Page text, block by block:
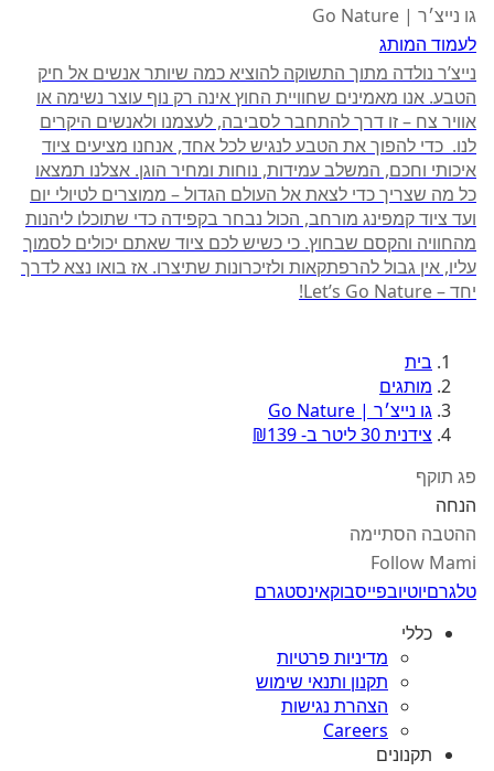
גו נייצ׳ר | Go Nature
לעמוד המותג
נייצ’ר נולדה מתוך התשוקה להוציא כמה שיותר אנשים אל חיק
הטבע. אנו מאמינים שחוויית החוץ אינה רק נוף עוצר נשימה או
אוויר צח – זו דרך להתחבר לסביבה, לעצמנו ולאנשים היקרים
לנו. כדי להפוך את הטבע לנגיש לכל אחד, אנחנו מציעים ציוד
איכותי וחכם, המשלב עמידות, נוחות ומחיר הוגן. אצלנו תמצאו
כל מה שצריך כדי לצאת אל העולם הגדול – ממוצרים לטיולי יום
ועד ציוד קמפינג מורחב, הכול נבחר בקפידה כדי שתוכלו ליהנות
מהחוויה והקסם שבחוץ. כי כשיש לכם ציוד שאתם יכולים לסמוך
עליו, אין גבול להרפתקאות ולזיכרונות שתיצרו. אז בואו נצא לדרך
יחד – Let’s Go Nature!
בית
מותגים
גו נייצ׳ר | Go Nature
צידנית 30 ליטר ב- ₪139
פג תוקף
הנחה
ההטבה הסתיימה
Follow Mami
טלגרםיוטיובפייסבוקאינסטגרם
כללי
מדיניות פרטיות
תקנון ותנאי שימוש
הצהרת נגישות
Careers
תקנונים